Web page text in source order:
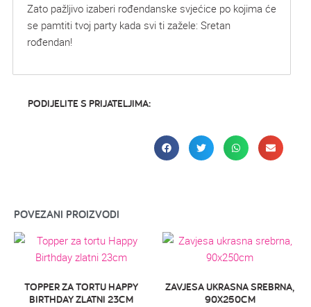
Zato pažljivo izaberi rođendanske svjećice po kojima će
se pamtiti tvoj party kada svi ti zažele: Sretan
rođendan!
PODIJELITE S PRIJATELJIMA:
POVEZANI PROIZVODI
TOPPER ZA TORTU HAPPY
BIRTHDAY ZLATNI 23CM
ZAVJESA UKRASNA SREBRNA,
90X250CM